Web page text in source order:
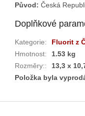
Původ: Česká
Doplňkové
Kategorie:
Fluorit z
Hmotnost:
1.53 kg
Rozměry::
13,3 x
Položka byla